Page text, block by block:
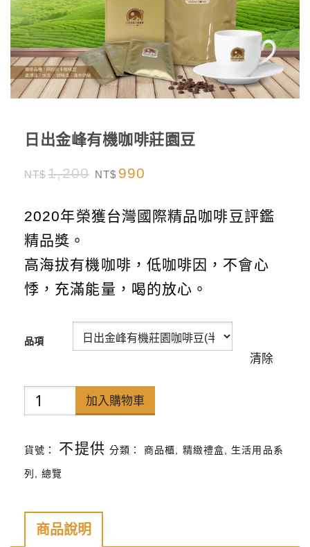
日出金峰有機咖啡莊園豆
NT$1,200 NT$ 990
2020年榮獲台灣國際精品咖啡豆評鑑
精品獎。
高海拔有機咖啡，低咖啡因，不會心
悸，充滿能量，喝的放心。
品項
清除
日
出
金
峰
機
咖
加入購物車
貨號： 不提供 分類：商品櫃 精緻禮盒 生活用品系
列 ,總覽
商品說明